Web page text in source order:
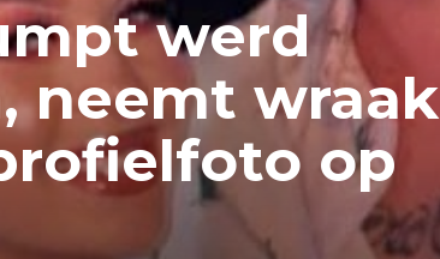
werd
neemt wraak
op